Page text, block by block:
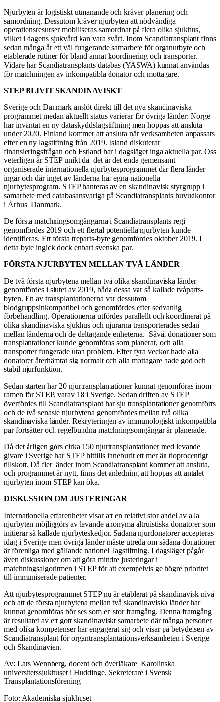
Njurbyten är logistiskt utmanande och kräver planering och
samordning. Dessutom kräver njurbyten att nödvändiga
operationsresurser mobiliseras samordnat på flera olika sjukhus,
vilket i dagens sjukvård kan vara svårt. Inom Scandiatransplant finns
sedan många år ett väl fungerande samarbete för organutbyte och
etablerade rutiner för bland annat koordinering och transporter.
Vidare har Scandiatransplants databas (YASWA) kunnat användas
för matchningen av inkompatibla donator och mottagare.
STEP BLIVIT SKANDINAVISKT
Sverige och Danmark anslöt direkt till det nya skandinaviska
programmet medan aktuellt status varierar för övriga länder: Norge
har inväntat en ny dataskyddslagstiftning men hoppas att ansluta
under 2020. Finland kommer att ansluta när verksamheten anpassats
efter en ny lagstiftning från 2019. Island diskuterar
finansieringsfrågan och Estland har i dagsläget inga aktuella par. Oss
veterligen är STEP unikt då det är det enda gemensamt
organiserade internationella njurbytesprogrammet där flera länder
ingår och där inget av länderna har egna nationella
njurbytesprogram. STEP hanteras av en skandinavisk styrgrupp i
samarbete med databasansvariga på Scandiatransplants huvudkontor
i Århus, Danmark.
De första matchningsomgångarna i Scandiatransplants regi
genomfördes 2019 och ett flertal potentiella njurbyten kunde
identifieras. Ett första treparts-byte genomfördes oktober 2019. I
detta byte ingick dock enbart svenska par.
FÖRSTA NJURBYTEN MELLAN TVÅ LÄNDER
De två första njurbytena mellan två olika skandinaviska länder
genomfördes i slutet av 2019, båda dessa var så kallade tvåparts-
byten. En av transplantationerna var dessutom
blodgruppsinkompatibel och genomfördes efter sedvanlig
förbehandling. Operationerna utfördes parallellt och koordinerat på
olika skandinaviska sjukhus och njurarna transporterades sedan
mellan länderna och de deltagande enheterna. Såväl donationer som
transplantationer kunde genomföras som planerat, och alla
transporter fungerade utan problem. Efter fyra veckor hade alla
donatorer återhämtat sig normalt och alla mottagare hade god och
stabil njurfunktion.
Sedan starten har 20 njurtransplantationer kunnat genomföras inom
ramen för STEP, varav 18 i Sverige. Sedan driften av STEP
överfördes till Scandiatransplant har sju transplantationer genomförts
och de två senaste njurbytena genomfördes mellan två olika
skandinaviska länder. Rekryteringen av immunologiskt inkompatibla
par fortsätter och regelbundna matchningsomgångar är planerade.
Då det årligen görs cirka 150 njurtransplantationer med levande
givare i Sverige har STEP hittills inneburit ett mer än tioprocentigt
tillskott. Då fler länder inom Scandiatransplant kommer att ansluta,
och programmet är nytt, finns det anledning att hoppas att antalet
njurbyten inom STEP kan öka.
DISKUSSION OM JUSTERINGAR
Internationella erfarenheter visar att en relativt stor andel av alla
njurbyten möjliggörs av levande anonyma altruistiska donatorer som
initierar så kallade njurbyteskedjor. Sådana njurdonatorer accepteras
idag i Sverige men övriga länder måste utreda om sådana donationer
är förenliga med gällande nationell lagstiftning. I dagsläget pågår
även diskussioner om att göra mindre justeringar i
matchningsalgoritmen i STEP för att exempelvis ge högre prioritet
till immuniserade patienter.
Att njurbytesprogrammet STEP nu är etablerat på skandinavisk nivå
och att de första njurbytena mellan två skandinaviska länder har
kunnat genomföras bör ses som en stor framgång. Denna framgång
är resultatet av ett gott skandinaviskt samarbete där många personer
med olika kompetenser har engagerat sig och visar på betydelsen av
Scandiatransplant för organtransplantationsverksamheten i Sverige
och Skandinavien.
Av: Lars Wennberg, docent och överläkare, Karolinska
universitetssjukhuset i Huddinge, Sekreterare i Svensk
Transplantationsförening
Foto: Akademiska sjukhuset